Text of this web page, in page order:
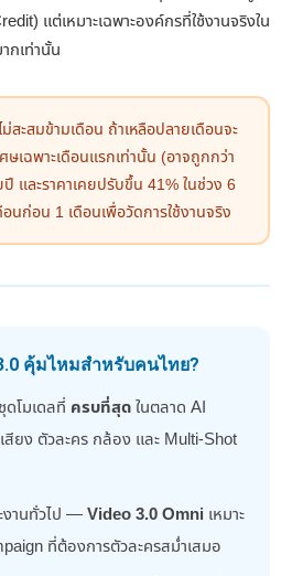
แต่เหมาะเฉพาะองค์กรที่ใช้งานจริงใน
กเท่านั้น
สะสมข้ามเดือน ถ้าเหลือปลายเดือนจะ
เฉพาะเดือนแรกเท่านั้น (อาจถูกกว่า
และราคาเคยปรับขึ้น 41% ในช่วง 6
นก่อน 1 เดือนเพื่อวัดการใช้งานจริง
คุ้มไหมสำหรับคนไทย?
โมเดลที่ ครบที่สุดในตลาด AI
ยง ตัวละคร กล้อง และ Multi-Shot
งานทั่วไป —Video 3.0 Omni เหมาะ
ที่ต้องการตัวละครสม่ำเสมอ